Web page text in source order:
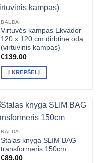
BALDAI
Virtuvės kampas Ekvador
120 x 120 cm dirbtinė oda
(virtuvinis kampas)
€139.00
Į KREPŠELĮ
BALDAI
Stalas knyga SLIM BAG
transformeris 150cm
€89.00